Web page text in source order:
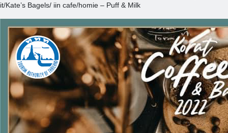
it/Kate’s Bagels/ iin cafe/homie – Puff & Milk